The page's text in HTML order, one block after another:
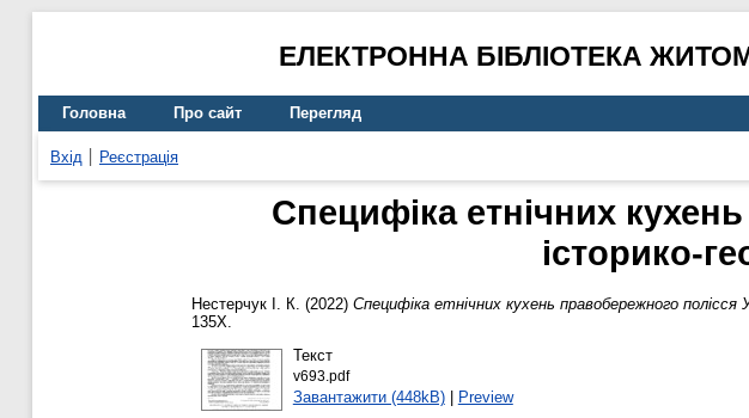
ЕЛЕКТРОННА БІБЛІОТЕКА
Головна Про сайт Перегляд
Вхід Реєстрація
Специфіка етнічних
історико-
Нестерчук І. К. (2022) Специфіка етнічних кухень правобережного полісся
135X.
Текст
v693.pdf
Завантажити (448kB)| Preview